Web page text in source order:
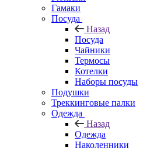
Гамаки
Посуда
Назад
Посуда
Чайники
Термосы
Котелки
Наборы посуды
Подушки
Треккинговые палки
Одежда
Назад
Одежда
Наколенники